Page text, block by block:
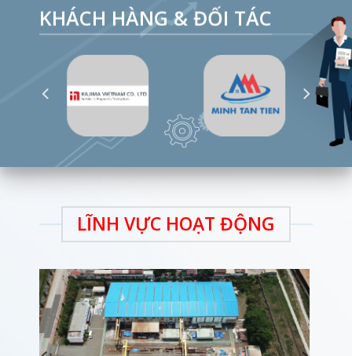
KHÁCH HÀNG & ĐỐI TÁC
LĨNH VỰC HOẠT ĐỘNG